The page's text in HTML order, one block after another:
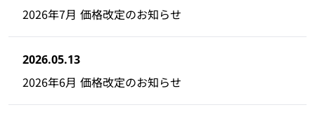
2026年7月 価格改定のお知らせ
2026.05.13
2026年6月 価格改定のお知らせ